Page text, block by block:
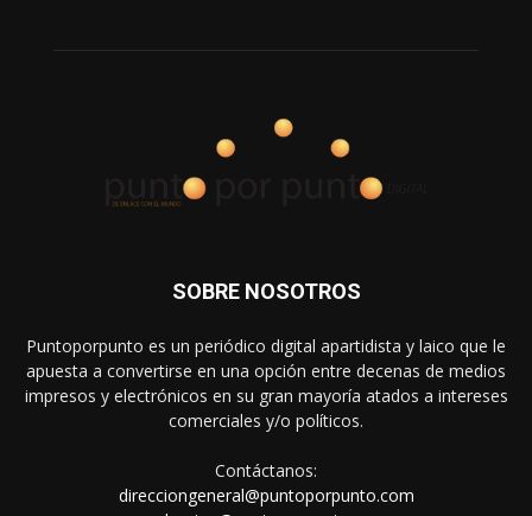
SOBRE NOSOTROS
Puntoporpunto es un periódico digital apartidista y laico que le
apuesta a convertirse en una opción entre decenas de medios
impresos y electrónicos en su gran mayoría atados a intereses
comerciales y/o políticos.
Contáctanos:
direcciongeneral@puntoporpunto.com